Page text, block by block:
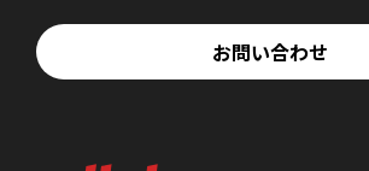
お問い合わせ